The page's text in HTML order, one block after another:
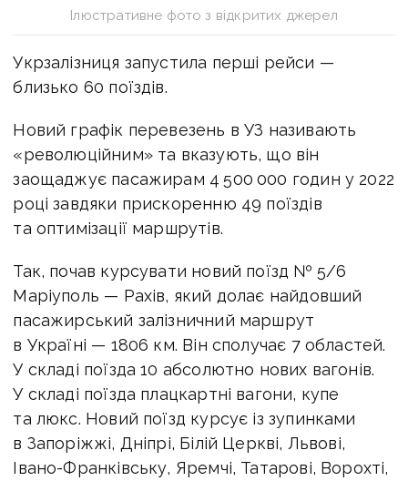
Ілюстративне фото з відкритих джерел
Укрзалізниця запустила перші рейси —
близько 60 поїздів.
Новий графік перевезень в УЗ називають
«революційним» та вказують, що він
заощаджує пасажирам 4 500 000 годин у 2022
році завдяки прискоренню 49 поїздів
та оптимізації маршрутів.
Так, почав курсувати новий поїзд № 5/6
Маріуполь — Рахів, який долає найдовший
пасажирський залізничний маршрут
в Україні — 1806 км. Він сполучає 7 областей.
У складі поїзда 10 абсолютно нових вагонів.
У складі поїзда плацкартні вагони, купе
та люкс. Новий поїзд курсує із зупинками
в Запоріжжі, Дніпрі, Білій Церкві, Львові,
Івано-Франківську, Яремчі, Татарові, Ворохті,